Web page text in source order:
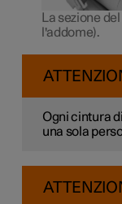
La sezione
l'addome).
Ogni cintura
una sola